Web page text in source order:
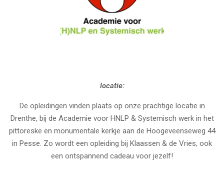
locatie:
De opleidingen vinden plaats op onze prachtige locatie in
Drenthe, bij de Academie voor HNLP & Systemisch werk in het
pittoreske en monumentale kerkje aan de Hoogeveenseweg 44
in Pesse. Zo wordt een opleiding bij Klaassen & de Vries, ook
een ontspannend cadeau voor jezelf!